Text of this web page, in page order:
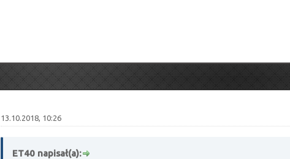
13.10.2018, 10:26
ET40 napisał(a):